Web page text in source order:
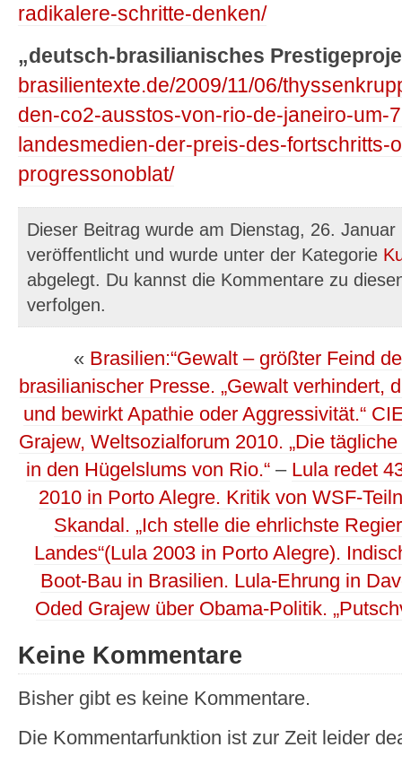
radikalere-schritte-denken/
„deutsch-brasilianisches
brasilientexte.de/2009/11/06/
den-co2-ausstos-von-rio-de-janeiro-um-
landesmedien-der-preis-des-fortschritts-
progressonoblat/
Dieser Beitrag wurde am Dienstag, 26.
veröffentlicht und wurde unter der Kategorie
abgelegt. Du kannst die Kommentare zu
verfolgen.
« Brasilien:“Gewalt – größter Feind
brasilianischer Presse. „Gewalt verhindert,
und bewirkt Apathie oder Aggressivität.“
Grajew, Weltsozialforum 2010. „Die
in den Hügelslums von Rio.“ – Lula redet
2010 in Porto Alegre. Kritik von WSF-
Skandal. „Ich stelle die ehrlichste
Landes“(Lula 2003 in Porto Alegre).
Boot-Bau in Brasilien. Lula-Ehrung in
Oded Grajew über Obama-Politik.
Keine Kommentare
Bisher gibt es keine Kommentare.
Die Kommentarfunktion ist zur Zeit leider